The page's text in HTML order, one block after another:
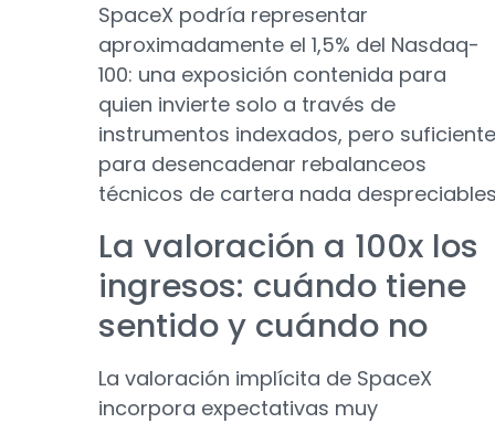
SpaceX podría representar
aproximadamente el 1,5% del Nasdaq-
100: una exposición contenida para
quien invierte solo a través de
instrumentos indexados, pero suficiente
para desencadenar rebalanceos
técnicos de cartera nada
La valoración a 100x los
ingresos: cuándo tiene
sentido y cuándo no
La valoración implícita de SpaceX
incorpora expectativas muy